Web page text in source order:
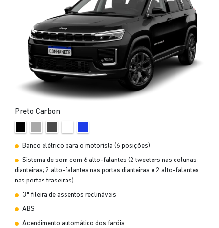
Preto Carbon
Banco elétrico para o motorista (6 posições)
Sistema de som com 6 alto-falantes (2 tweeters nas colunas
dianteiras; 2 alto-falantes nas portas dianteiras e 2 alto-falantes
nas portas traseiras)
3ª fileira de assentos reclináveis
ABS
Acendimento automático dos faróis